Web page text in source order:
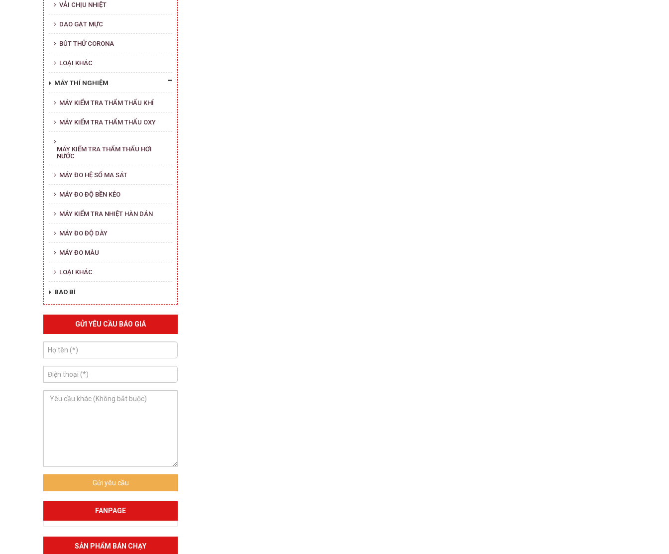
VẢI CHỊU NHIỆT
DAO GẠT MỰC
BÚT THỬ CORONA
LOẠI KHÁC
MÁY THÍ NGHIỆM
MÁY KIỂM TRA THẨM THẤU KHÍ
MÁY KIỂM TRA THẨM THẤU OXY
MÁY KIỂM TRA THẨM THẤU HƠI
NƯỚC
MÁY ĐO HỆ SỐ MA SÁT
MÁY ĐO ĐỘ BỀN KÉO
MÁY KIỂM TRA NHIỆT HÀN DÁN
MÁY ĐO ĐỘ DÀY
MÁY ĐO MÀU
LOẠI KHÁC
BAO BÌ
GỬI YÊU CẦU BÁO GIÁ
Gửi yêu cầu
FANPAGE
SẢN PHẨM BÁN CHẠY